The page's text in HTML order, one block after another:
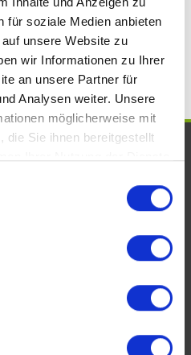
für soziale Medien anbieten
unsere Website zu
wir Informationen zu Ihrer
an unsere Partner für
Analysen weiter. Unsere
möglicherweise mit
die Sie ihnen bereitgestellt
Einfamilienhaus Bad
Kreuznach
WIR